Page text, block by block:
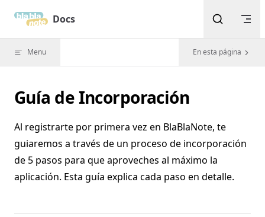
Skip to contentDocs
Menu En esta página
Guía de Incorporación
Al registrarte por primera vez en BlaBlaNote, te
guiaremos a través de un proceso de incorporación
de 5 pasos para que aproveches al máximo la
aplicación. Esta guía explica cada paso en detalle.